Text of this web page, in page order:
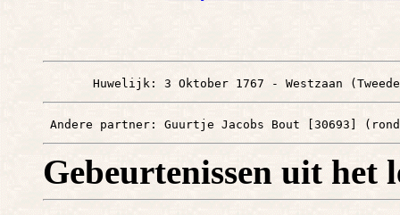
Huwelijk: 3 Oktober 1767 - Westzaan
Andere partner: Guurtje Jacobs Bout [30693]
Gebeurtenissen uit het